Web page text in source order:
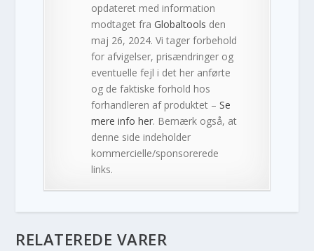
opdateret med information
modtaget fraGlobaltools den
maj 26, 2024. Vi tager forbehold
for afvigelser, prisændringer og
eventuelle fejl i det her anførte
og de faktiske forhold hos
forhandleren af produktet –Se
mere info her. Bemærk også, at
denne side indeholder
kommercielle/sponsorerede
links.
RELATEREDE VARER